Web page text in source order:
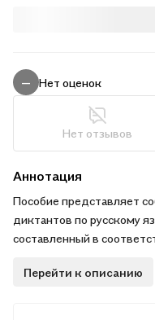
— Нет оценок
Нет отзывов
Аннотация
Пособие представляет
диктантов по русскому
составленный в
использоваться при
Перейти к описанию